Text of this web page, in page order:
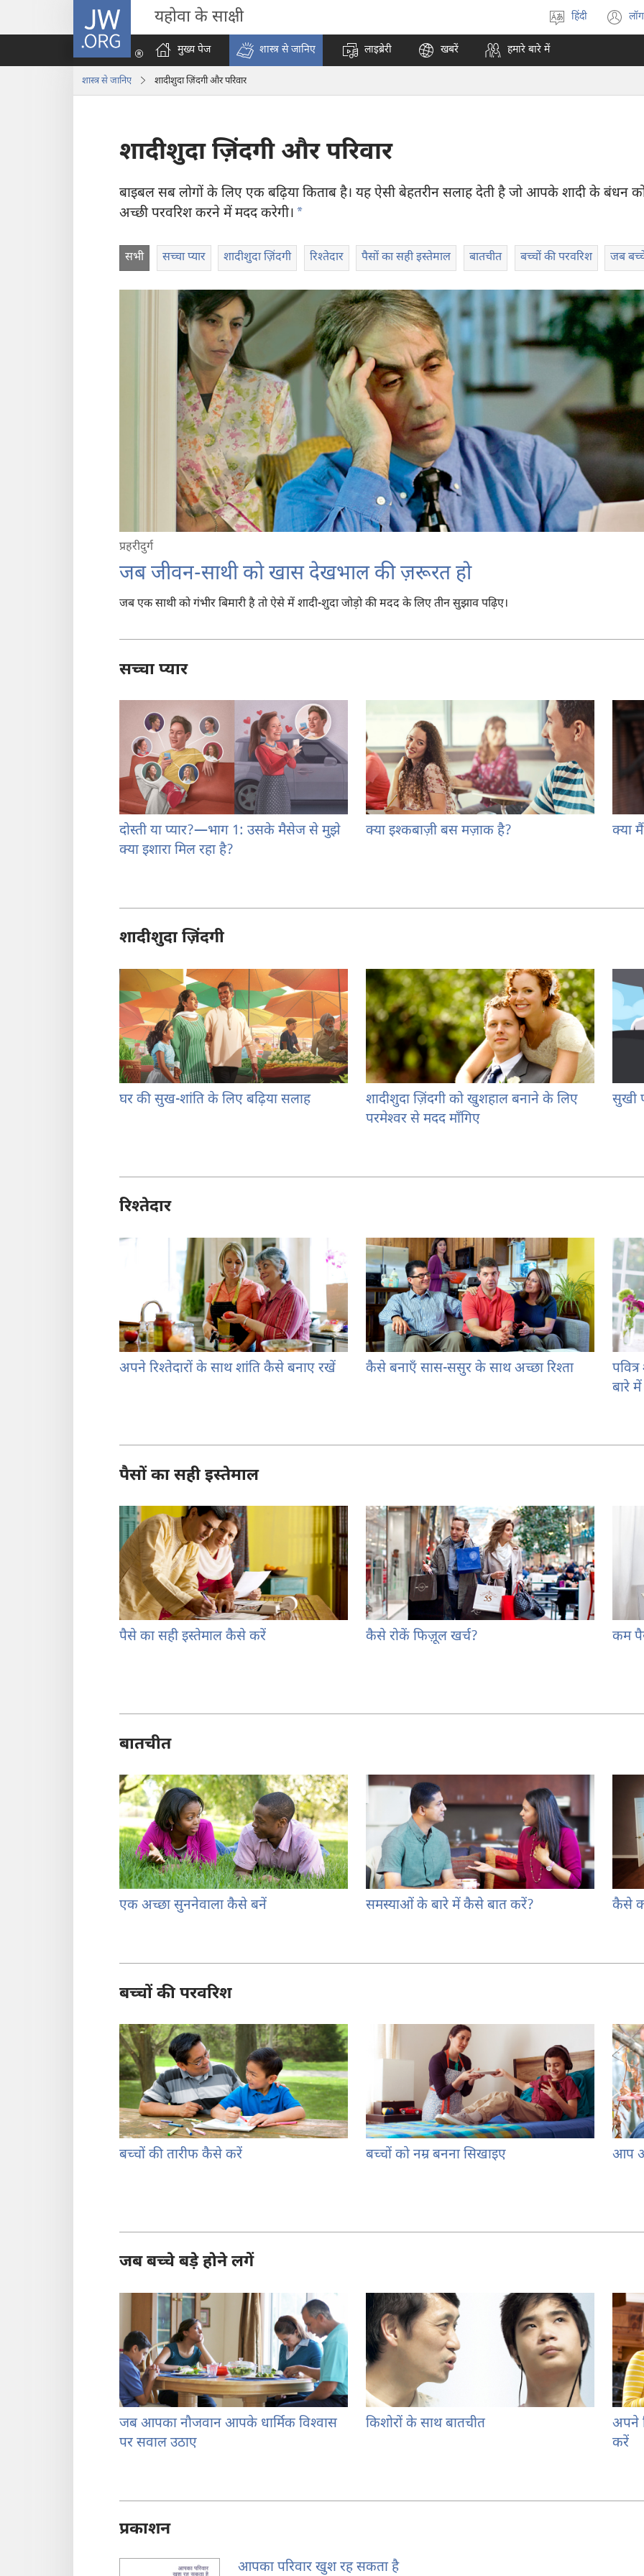
JW.ORG यहोवा के साक्षी
भाषा
चुनें
हिंदी
मुख्य पेज शास्त्र से जानिए लाइब्रेरी खबरें हमारे बारे में
शास्त्र से जानिए शादीशुदा ज़िंदगी और परिवार
शादीशुदा ज़िंदगी और परिवार
बाइबल सब लोगों के लिए एक बढ़िया किताब है। यह ऐसी बेहतरीन सलाह देती है जो आपके शादी के बंधन
अच्छी परवरिश करने में मदद करेगी। a
सभी सच्चा प्यार शादीशुदा ज़िंदगी रिश्‍तेदार पैसों का सही इस्तेमाल बातचीत बच्चों की परवरिश जब
प्रहरीदुर्ग
जब जीवन-साथी को खास देखभाल की ज़रूरत हो
जब एक साथी को गंभीर बिमारी है तो ऐसे में शादी-शुदा जोड़ो की मदद के लिए तीन सुझाव पढ़िए।
सच्चा प्यार
दोस्ती या प्यार?—भाग 1: उसके मैसेज से मुझे
क्या इशारा मिल रहा है?
क्या इश्‍कबाज़ी बस मज़ाक है? क्या
शादीशुदा ज़िंदगी
घर की सुख-शांति के लिए बढ़िया सलाह
शादीशुदा ज़िंदगी को खुशहाल बनाने के लिए
परमेश्‍वर से मदद माँगिए
सुखी
रिश्‍तेदार
अपने रिश्‍तेदारों के साथ शांति कैसे बनाए रखें कैसे बनाएँ सास-ससुर के साथ अच्छा रिश्ता
बारे
पैसों का सही इस्तेमाल
पैसे का सही इस्तेमाल कैसे करें कैसे रोकें फिज़ूल खर्च? कम
बातचीत
एक अच्छा सुननेवाला कैसे बनें समस्याओं के बारे में कैसे बात करें? कैसे
बच्चों की परवरिश
बच्चों की तारीफ कैसे करें बच्चों को नम्र बनना सिखाइए आप
जब बच्चे बड़े होने लगें
जब आपका नौजवान आपके धार्मिक विश्‍वास
पर सवाल उठाए
किशोरों के साथ बातचीत
अपने
करें
प्रकाशन
आपका परिवार खुश रह सकता है